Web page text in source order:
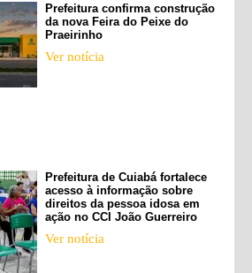
Prefeitura confirma construção
da nova Feira do Peixe do
Praeirinho
Ver notícia
Prefeitura de Cuiabá fortalece
acesso à informação sobre
direitos da pessoa idosa em
ação no CCI João Guerreiro
Ver notícia